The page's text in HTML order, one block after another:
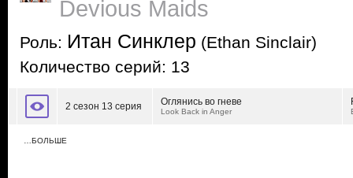
Devious Maids
Роль: Итан Синклер (Ethan Sinclair)
Количество серий: 13
2 сезон 13 серия Оглянись во гневе
Look Back in Anger
…БОЛЬШЕ